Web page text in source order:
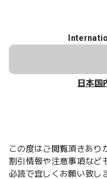
日本国
この度はご閲覧頂きあり
割引情報や注意事項など
必読で宜しくお願い致し